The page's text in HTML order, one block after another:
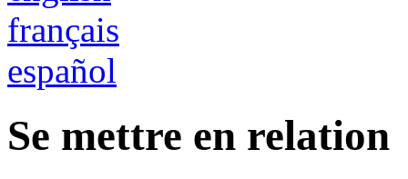
français
español
Se mettre en relation